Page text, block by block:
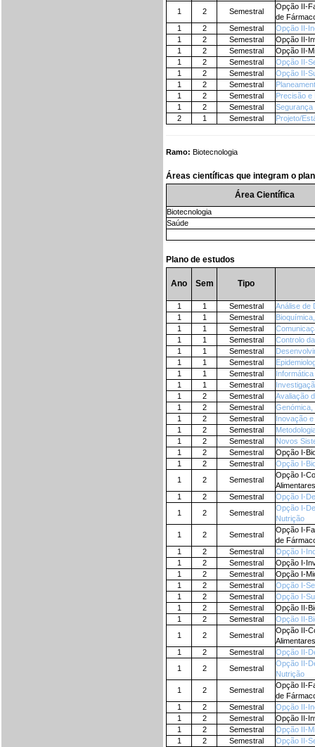
1
2 Semestral
Opção II-
de
1
2 Semestral
Opção II-
1
2 Semestral
Opção II-
1
2 Semestral
Opção II-
1
2 Semestral
Opção II-
1
2 Semestral
Opção II-
1
2 Semestral
1
2 Semestral
Precisão e
1
2 Semestral
Segurança
2
1 Semestral Projeto/
Ramo: Biotecnologia
Áreas científicas que integram o
Área Científica
Biotecnologia
Saúde
Plano de estudos
Ano Sem Tipo
1 1 Semestral
Análise de
1
1 Semestral
1
1 Semestral
1
1 Semestral
Controlo
1
1 Semestral
1
1 Semestral
1
1 Semestral
1
1 Semestral
1
2 Semestral
Avaliação
1
2 Semestral
Genómica,
1
2 Semestral
Inovação
1
2 Semestral
1
2 Semestral
Novos
1
2 Semestral
Opção I-
1
2 Semestral
Opção I-
1
2 Semestral
Opção I-
Alimentares
1
2 Semestral
Opção I-
1
2 Semestral
Opção I-
Nutrição
1
2 Semestral
Opção I-
de
1
2 Semestral
Opção I-
1
2 Semestral
Opção I-
1
2 Semestral
Opção I-
1
2 Semestral
Opção I-
1
2 Semestral
Opção I-
1
2 Semestral
Opção II-
1
2 Semestral
Opção II-
1
2 Semestral
Opção II-
Alimentares
1
2 Semestral
Opção II-
1
2 Semestral
Opção II-
Nutrição
1
2 Semestral
Opção II-
de
1
2 Semestral
Opção II-
1
2 Semestral
Opção II-
1
2 Semestral
Opção II-
1
2 Semestral Opção II-